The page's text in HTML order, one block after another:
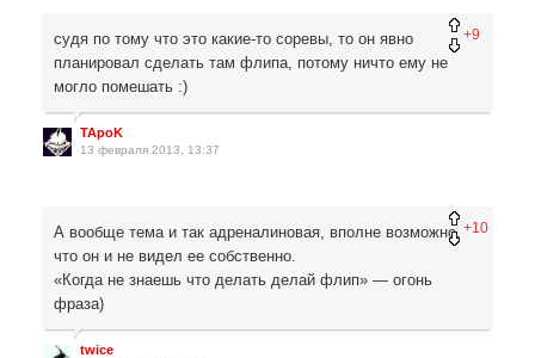
+9
судя по тому что это какие-то соревы, то он явно
планировал сделать там флипа, потому ничто ему не
могло помешать :)
TApoK
13 февраля 2013, 13:37
+10
А вообще тема и так адреналиновая, вполне возможно,
что он и не видел ее собственно.
«Когда не знаешь что делать делай флип» — огонь
фраза)
twice